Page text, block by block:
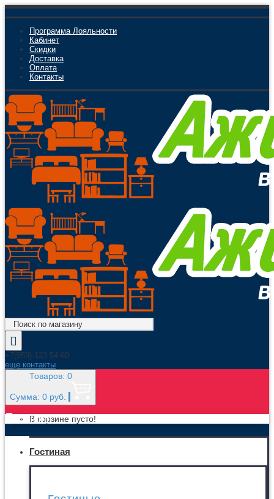
Программа Лояльности
Кабинет
Скидки
Доставка
Оплата
Контакты
+7(959)-123-54-69
еще контакты
Товаров: 0
Сумма: 0 руб.
В корзине пусто!
МЕНЮ
Гостиная